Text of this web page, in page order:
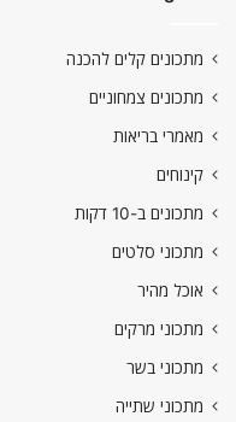
מתכונים קלים להכנה
מתכונים צמחוניים
מאמרי בריאות
קינוחים
מתכונים ב-10 דקות
מתכוני סלטים
אוכל מהיר
מתכוני מרקים
מתכוני בשר
מתכוני שתייה